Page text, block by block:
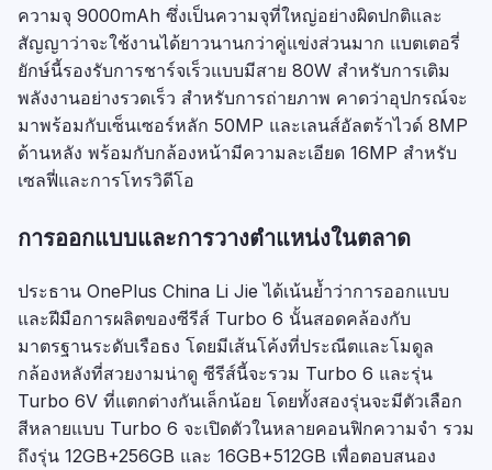
ความจุ 9000mAh ซึ่งเป็นความจุที่ใหญ่อย่างผิดปกติและ
สัญญาว่าจะใช้งานได้ยาวนานกว่าคู่แข่งส่วนมาก แบตเตอรี่
ยักษ์นี้รองรับการชาร์จเร็วแบบมีสาย 80W สำหรับการเติม
พลังงานอย่างรวดเร็ว สำหรับการถ่ายภาพ คาดว่าอุปกรณ์จะ
มาพร้อมกับเซ็นเซอร์หลัก 50MP และเลนส์อัลตร้าไวด์ 8MP
ด้านหลัง พร้อมกับกล้องหน้ามีความละเอียด 16MP สำหรับ
เซลฟี่และการโทรวิดีโอ
การออกแบบและการวางตำแหน่งในตลาด
ประธาน OnePlus China Li Jie ได้เน้นย้ำว่าการออกแบบ
และฝีมือการผลิตของซีรีส์ Turbo 6 นั้นสอดคล้องกับ
มาตรฐานระดับเรือธง โดยมีเส้นโค้งที่ประณีตและโมดูล
กล้องหลังที่สวยงามน่าดู ซีรีส์นี้จะรวม Turbo 6 และรุ่น
Turbo 6V ที่แตกต่างกันเล็กน้อย โดยทั้งสองรุ่นจะมีตัวเลือก
สีหลายแบบ Turbo 6 จะเปิดตัวในหลายคอนฟิกความจำ รวม
ถึงรุ่น 12GB+256GB และ 16GB+512GB เพื่อตอบสนอง